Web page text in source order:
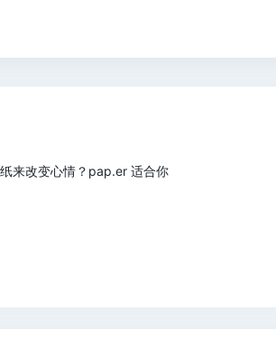
来改变心情？pap.er 适合你